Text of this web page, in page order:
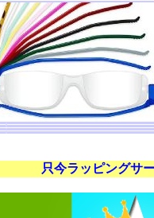
ングサービス実施中♪